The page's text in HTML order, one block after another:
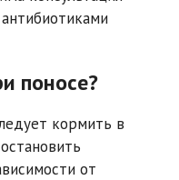
поносе?
кормить в
от